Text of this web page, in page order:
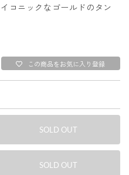
コニックなゴールドのタン
この商品をお気に入り登録
SOLD OUT
SOLD OUT